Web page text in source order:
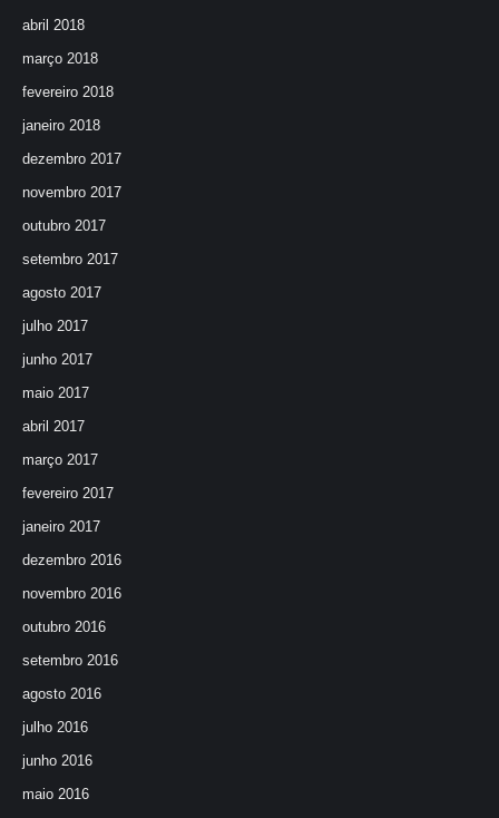
abril 2018
março 2018
fevereiro 2018
janeiro 2018
dezembro 2017
novembro 2017
outubro 2017
setembro 2017
agosto 2017
julho 2017
junho 2017
maio 2017
abril 2017
março 2017
fevereiro 2017
janeiro 2017
dezembro 2016
novembro 2016
outubro 2016
setembro 2016
agosto 2016
julho 2016
junho 2016
maio 2016